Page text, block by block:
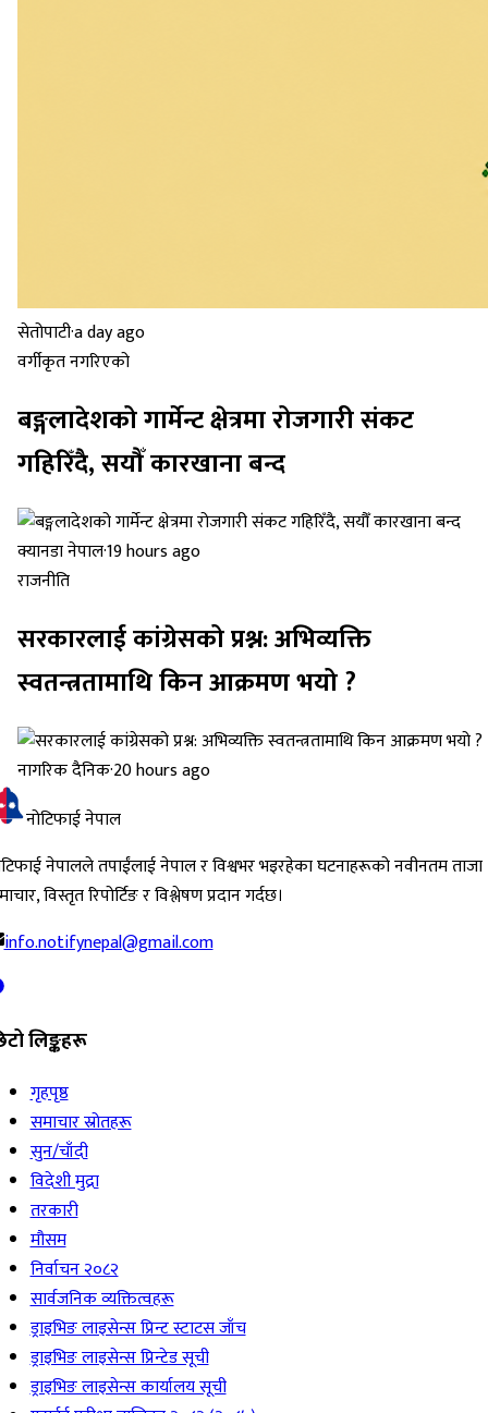
सेतोपाटी·a day ago
वर्गीकृत नगरिएको
बङ्गलादेशको गार्मेन्ट क्षेत्रमा रोजगारी संकट
गहिरिँदै, सयौँ कारखाना बन्द
क्यानडा नेपाल·19 hours ago
राजनीति
सरकारलाई कांग्रेसको प्रश्न: अभिव्यक्ति
स्वतन्त्रतामाथि किन आक्रमण भयो ?
नागरिक दैनिक·20 hours ago
नोटिफाई नेपाल
नेपालले तपाईंलाई नेपाल र विश्वभर भइरहेका घटनाहरूको नवीनतम ताजा
विस्तृत रिपोर्टिङ र विश्लेषण प्रदान गर्दछ।
info.notifynepal@gmail.com
लिङ्कहरू
गृहपृष्ठ
समाचार स्रोतहरू
सुन/चाँदी
विदेशी मुद्रा
तरकारी
मौसम
निर्वाचन २०८२
सार्वजनिक व्यक्तित्वहरू
ड्राइभिङ लाइसेन्स प्रिन्ट स्टाटस जाँच
ड्राइभिङ लाइसेन्स प्रिन्टेड सूची
ड्राइभिङ लाइसेन्स कार्यालय सूची